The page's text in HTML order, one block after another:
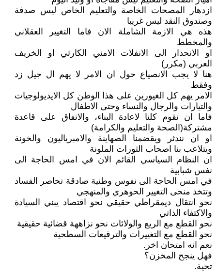
ازدهار المصحات الخاصة والتعليم الخاص ليس صدفة
وصندوق النقد ليس غريبا
هذه هي الازمة الشاملة الان فاما التغيير العقلاني
والمخطط
او الانحذار الى الانفلات الامني الكارثي او الخريف
العربي (مكرر)
هنا لا يجب الانصياع حول ان الامر لا يهم ال جيل زد
وفقط
الامر يهم كل الغيورين على هذا الوطن كل الايديولوجيات
والتيارات والرجال والنساء وحتى الاطفال
فاما ان نقوم كلنا لاعادة البناء، والاتفاق على قاعدة
مشتركة(الصحة والتعليم والكرامة)
او ان نندثر ويقضمنا الصهاينة والامبرياليون والخونة
ويتلاعب بنا اصحاب الثورات الملونة
ان النظام السياسي القائم الان في امس الحاجة الى
نفس شبابية
في امس الحاجة الى نفوس وطنية صادقة تحاصر الفساد
وتتخد منحى التغيير الحوهري والمنهجي
نحو انتقال ديمقراطي حقيقي نحو اقتصاد يبني السيادة
والاكتفاء الذاتي
نحو القطع مع الريع والولائات نحو نزاههة قضائية حقيقية
نحو القطع مع التغييرات والترقيعات السطحية
نعم انه امتحان اخر.
فهل ينجح المخزن؟
تحية.